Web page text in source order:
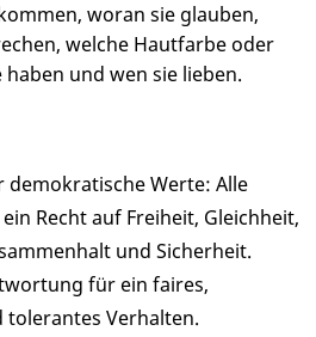
woran sie glauben,
welche Hautfarbe oder
und wen sie lieben.
demokratische Werte: Alle
Recht auf Freiheit, Gleichheit,
und Sicherheit.
für ein faires,
tolerantes Verhalten.